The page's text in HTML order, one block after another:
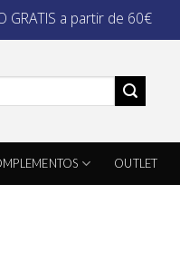
GRATIS a partir de 60€
OUTLET